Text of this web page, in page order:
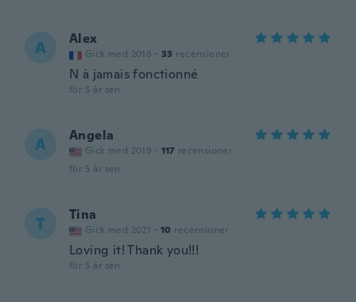
A Alex
Gick med 2016 · 33 recensioner
N à jamais fonctionné
för 5 år sen
A Angela
Gick med 2019 · 117 recensioner
för 5 år sen
T Tina
Gick med 2021 · 10 recensioner
Loving it! Thank you!!!
för 5 år sen